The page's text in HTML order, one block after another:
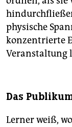
physische
konzentrierte
Veranstaltung
Das
Lerner weiß,